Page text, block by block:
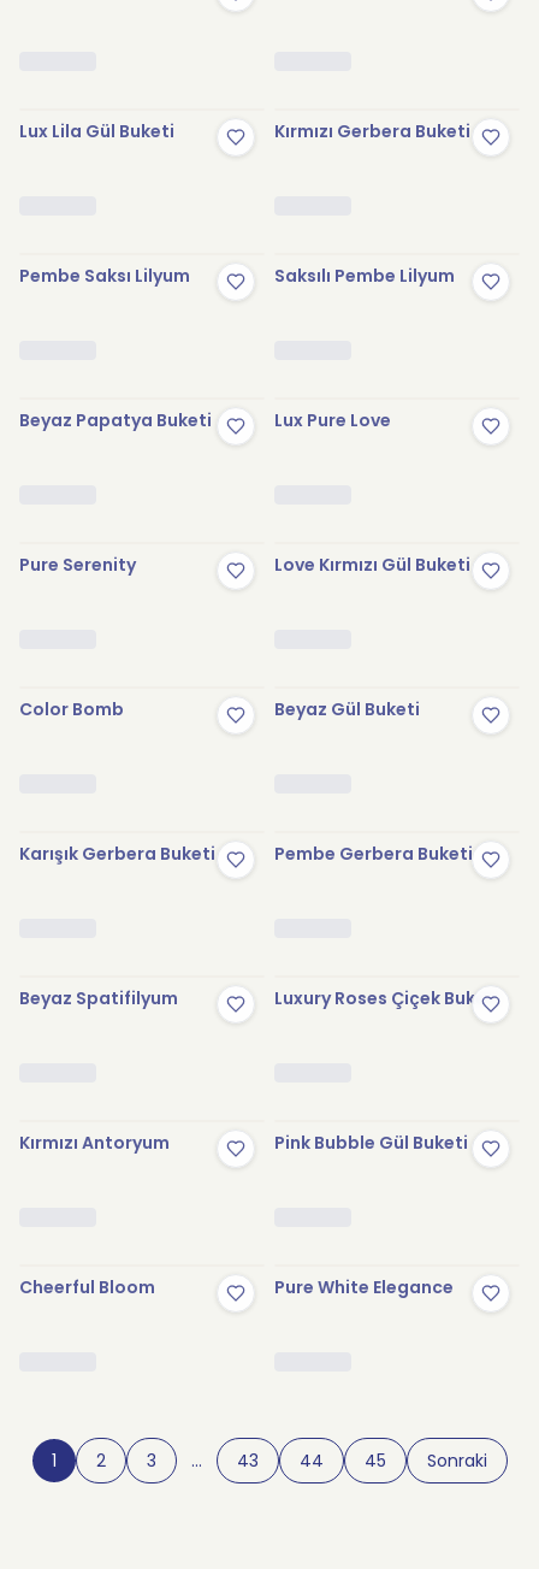
Lux Lila Gül Buketi Kırmızı Gerbera Buketi
Pembe Saksı Lilyum Saksılı Pembe Lilyum
Beyaz Papatya Buketi Lux Pure Love
Pure Serenity Love Kırmızı Gül Buketi
Color Bomb Beyaz Gül Buketi
Karışık Gerbera Buketi Pembe Gerbera Buketi
Beyaz Spatifilyum Luxury Roses Çiçek Buketi
Kırmızı Antoryum Pink Bubble Gül Buketi
Cheerful Bloom Pure White Elegance
1 2 3 … 43 44 45 Sonraki